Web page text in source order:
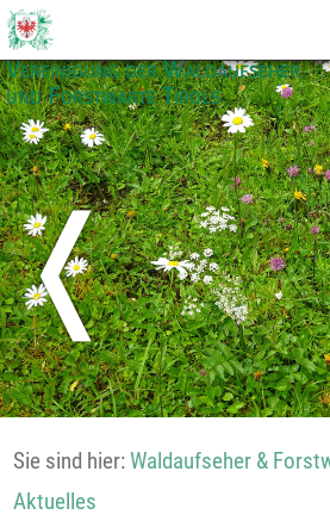
Vereinigung der Waldaufseher
und Forstwarte Tirols
❬
Sie sind hier:Waldaufseher &
Aktuelles